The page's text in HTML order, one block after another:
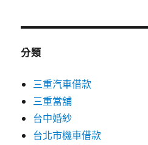
分類
三重汽車借款
三重當舖
台中婚紗
台北市機車借款